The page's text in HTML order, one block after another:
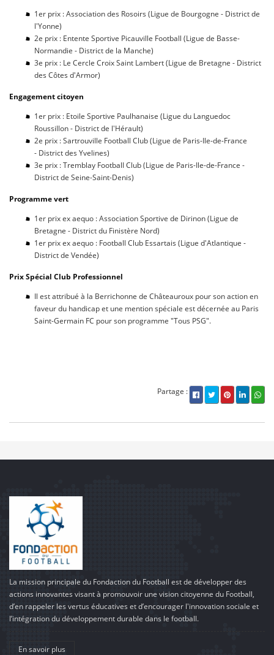
1er prix : Association des Rosoirs (Ligue de Bourgogne - District de
l'Yonne)
2e prix : Entente Sportive Picauville Football (Ligue de Basse-
Normandie - District de la Manche)
3e prix : Le Cercle Croix Saint Lambert (Ligue de Bretagne - District
des Côtes d'Armor)
Engagement citoyen
1er prix : Etoile Sportive Paulhanaise (Ligue du Languedoc
Roussillon - District de l'Hérault)
2e prix : Sartrouville Football Club (Ligue de Paris-Ile-de-France
- District des Yvelines)
3e prix : Tremblay Football Club (Ligue de Paris-Ile-de-France -
District de Seine-Saint-Denis)
Programme vert
1er prix ex aequo : Association Sportive de Dirinon (Ligue de
Bretagne - District du Finistère Nord)
1er prix ex aequo : Football Club Essartais (Ligue d'Atlantique -
District de Vendée)
Prix Spécial Club Professionnel
Il est attribué à la Berrichonne de Châteauroux pour son action en
faveur du handicap et une mention spéciale est décernée au Paris
Saint-Germain FC pour son programme "Tous PSG".
Partage :
La mission principale du Fondaction du Football est de développer des
actions innovantes visant à promouvoir une vision citoyenne du Football,
d’en rappeler les vertus éducatives et d’encourager l'innovation sociale et
l’intégration du développement durable dans le football.
En savoir plus